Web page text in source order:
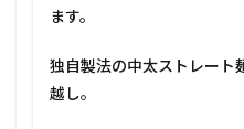
ます。
独自製法の中太ストレート
越し。